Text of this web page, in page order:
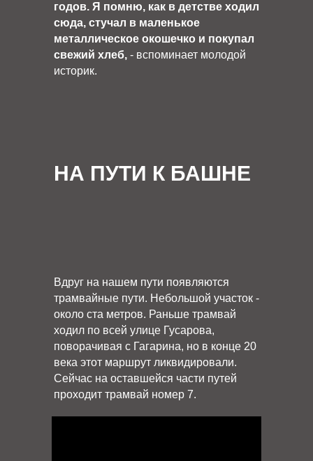
годов. Я помню, как в детстве ходил
сюда, стучал в маленькое
металлическое окошечко и покупал
свежий хлеб, - вспоминает молодой
историк.
НА ПУТИ К БАШНЕ
Вдруг на нашем пути появляются
трамвайные пути. Небольшой участок -
около ста метров. Раньше трамвай
ходил по всей улице Гусарова,
поворачивая с Гагарина, но в конце 20
века этот маршрут ликвидировали.
Сейчас на оставшейся части путей
проходит трамвай номер 7.